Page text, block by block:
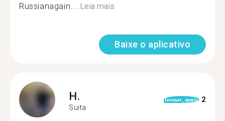
Russianagain....Leia mais
Baixe o aplicativo
H.
Suita
format_quote 2